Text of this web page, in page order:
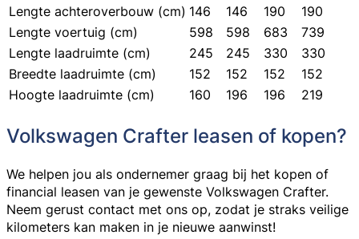
Lengte achteroverbouw (cm) 146 146 190
190
Lengte voertuig (cm)
598 598 683
739
Lengte laadruimte (cm)
245 245 330
330
Breedte laadruimte (cm)
152 152 152
152
Hoogte laadruimte (cm)
160 196 196 219
Volkswagen Crafter leasen of kopen?
We helpen jou als ondernemer graag bij het kopen of
financial leasen van je gewenste Volkswagen Crafter.
Neem gerust contact met ons op, zodat je straks veilige
kilometers kan maken in je nieuwe aanwinst!